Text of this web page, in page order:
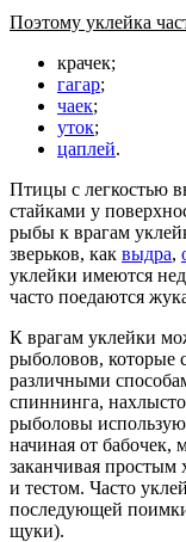
Поэтому уклейка
крачек;
гагар;
чаек;
уток;
цаплей.
Птицы с легкостью
стайками у
рыбы к врагам
зверьков, как выдра,
уклейки имеются
часто поедаются
К врагам уклейки
рыболовов, которые
различными
спиннинга,
рыболовы
начиная от
заканчивая
и тестом. Часто
последующей
щуки).